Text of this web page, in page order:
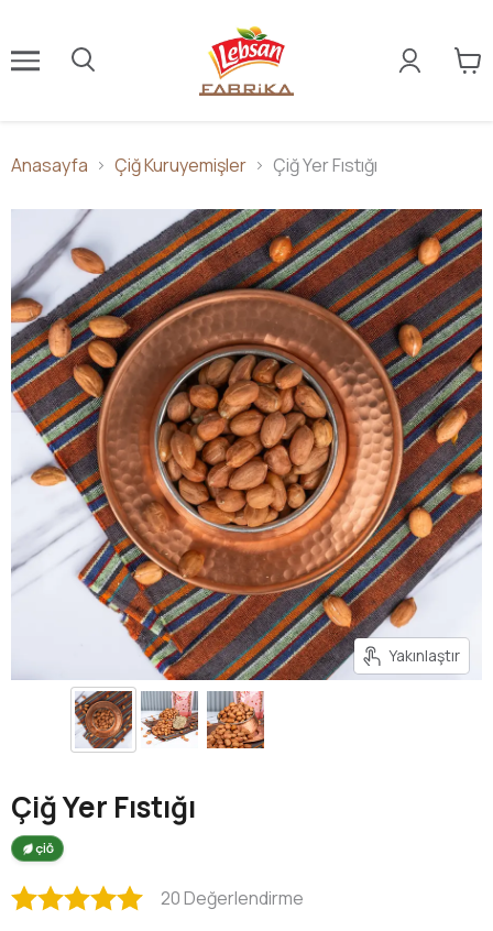
Anasayfa Çiğ Kuruyemişler Çiğ Yer Fıstığı
Yakınlaştır
Çiğ Yer Fıstığı
ÇİĞ
20 Değerlendirme